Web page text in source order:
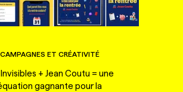
CAMPAGNES ET CRÉATIVITÉ
+ Jean Coutu = une
gagnante pour la